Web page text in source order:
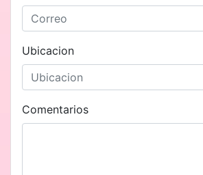
Ubicacion
Comentarios